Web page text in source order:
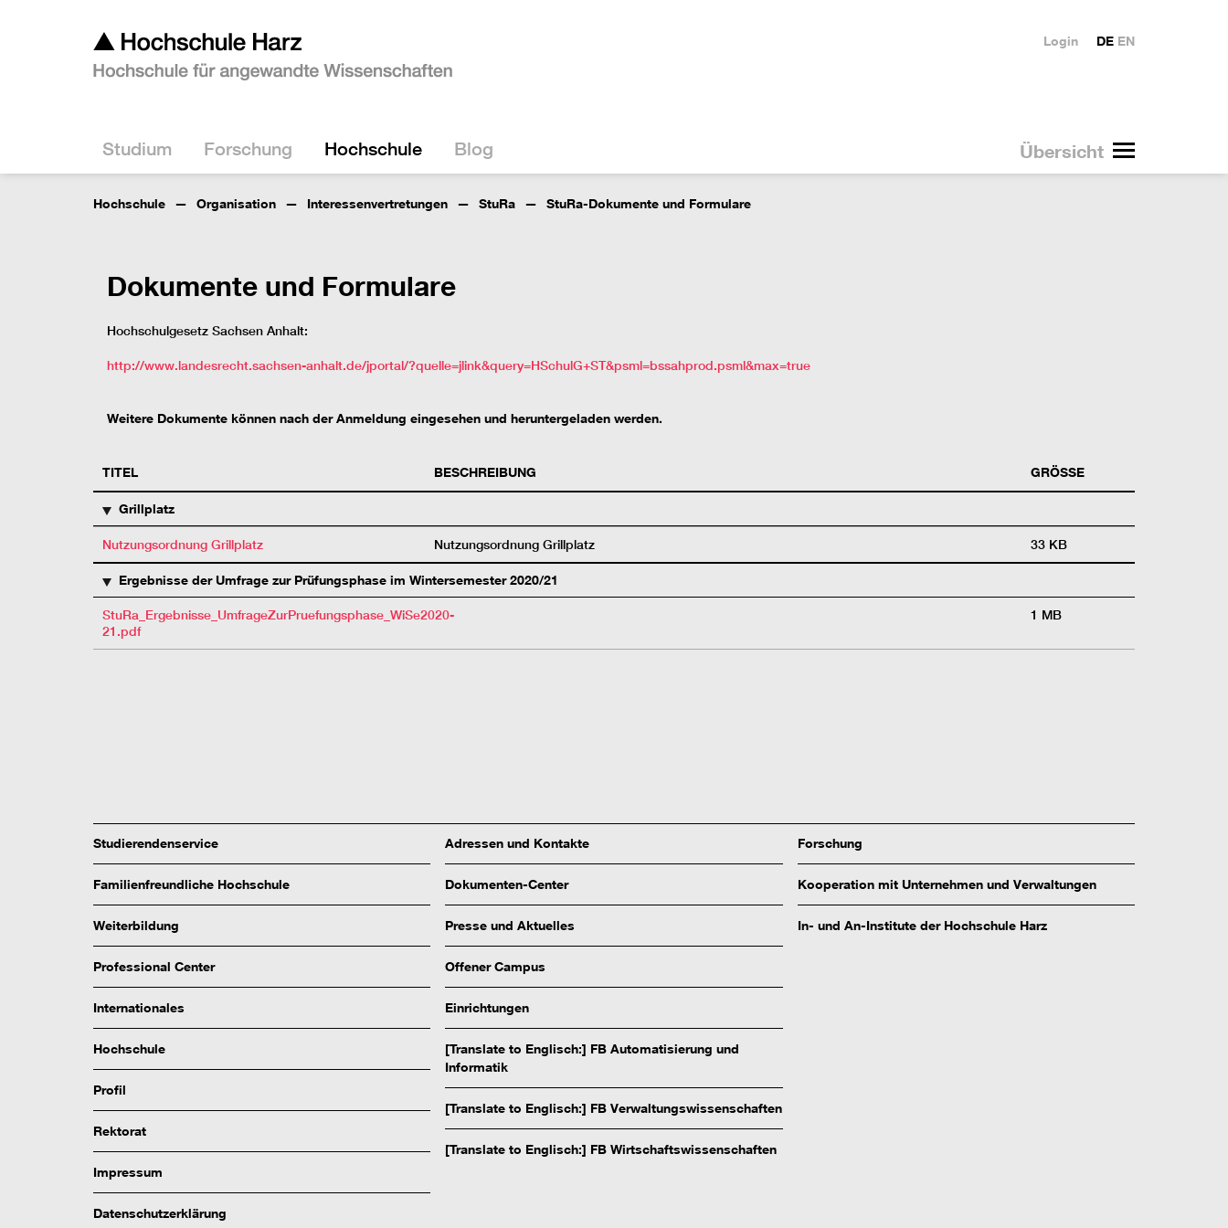
Übersicht
Studium Forschung Hochschule Blog
DE EN
Login
Hochschule Organisation Interessenvertretungen StuRa StuRa-Dokumente und Formulare
Dokumente und Formulare
Hochschulgesetz Sachsen Anhalt:
http://www.landesrecht.sachsen-anhalt.de/jportal/?quelle=jlink&query=HSchulG+ST&psml=bssahprod.psml&max=true
Weitere Dokumente können nach der Anmeldung eingesehen und heruntergeladen werden.
TITEL BESCHREIBUNG GRÖSSE
Grillplatz
Nutzungsordnung Grillplatz Nutzungsordnung Grillplatz 33 KB
Ergebnisse der Umfrage zur Prüfungsphase im Wintersemester 2020/21
StuRa_Ergebnisse_UmfrageZurPruefungsphase_WiSe2020-
21.pdf
1 MB
Studierendenservice
Familienfreundliche Hochschule
Weiterbildung
Professional Center
Internationales
Hochschule
Profil
Rektorat
Impressum
Datenschutzerklärung
Adressen und Kontakte
Dokumenten-Center
Presse und Aktuelles
Offener Campus
Einrichtungen
[Translate to Englisch:] FB Automatisierung und
Informatik
[Translate to Englisch:] FB Verwaltungswissenschaften
[Translate to Englisch:] FB Wirtschaftswissenschaften
Forschung
Kooperation mit Unternehmen und Verwaltungen
In- und An-Institute der Hochschule Harz